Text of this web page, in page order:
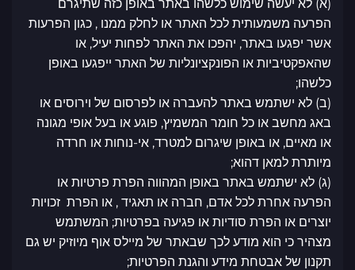
(א) לא יעשה שימוש כלשהו באתר באופן כזה שתיגרם
הפרעה משמעותית לכל האתר או לחלק ממנו , כגון הפרעות
אשר יפגעו באתר, יהפכו את האתר לפחות יעיל, או
שהאפקטיביות או הפונקציונליות של האתר ייפגעו באופן
כלשהו;
(ב) לא ישתמש באתר להעברה או לפרסום של וירוסים או
באג מחשב או כל חומר המשמיץ, פוגע או בעל אופי מגונה
או מאיים, או באופן שיגרום למטרד, אי-נוחות או חרדה
מיותרת למאן דהוא;
(ג) לא ישתמש באתר באופן המהווה הפרת פרטיות או
הפרעה אחרת לכל אדם, חברה או תאגיד , או הפרת זכויות
יוצרים או הפרת סודיות או פגיעה בפרטיות; המשתמש
מצהיר כי הוא מודע לכך שבאתר של מיילס אוף מיוזיק יש גם
תקנון של אבטחת מידע והגנת הפרטיות;